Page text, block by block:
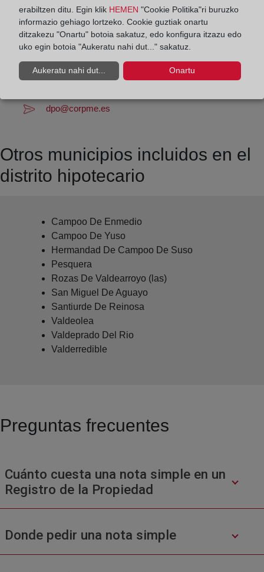
942 21 40 00
reinosa@registrodelapropiedad.org
Carlos Soto Carranceja
dpo@corpme.es
Otros municipios incluidos en el
distrito hipotecario
Campoo De Enmedio
Campoo De Yuso
Hermandad De Campoo De Suso
Pesquera
Rozas De Valdearroyo (las)
San Miguel De Aguayo
Santiurde De Reinosa
Valdeolea
Valdeprado Del Rio
Valderredible
Preguntas frecuentes
Cuánto cuesta una nota simple en un
Registro de la Propiedad
Donde pedir una nota simple
erabiltzen ditu. Egin klik HEMEN "Cookie Politika"ri buruzko
informazio gehiago lortzeko. Cookie guztiak onartu
ditzakezu "Onartu" botoia sakatuz, edo konfigura itzazu edo
uko egin botoia "Aukeratu nahi dut..." sakatuz.
Aukeratu nahi dut... Onartu